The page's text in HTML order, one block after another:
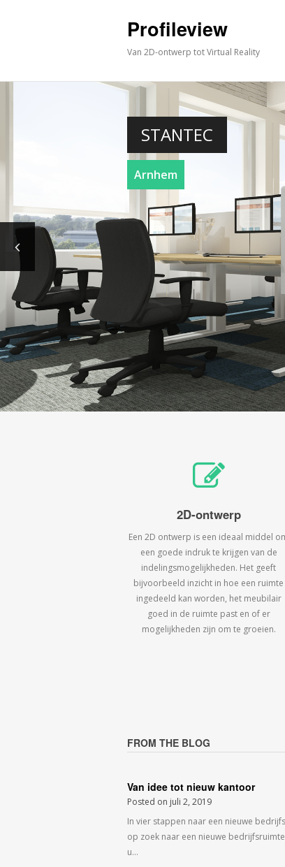
Profileview
Van 2D-ontwerp tot Virtual Reality
STANTEC
Arnhem
2D-ontwerp
Een 2D ontwerp is een ideaal middel
een goede indruk te krijgen van de
indelingsmogelijkheden. Het geeft
bijvoorbeeld inzicht in hoe een ruimte
ingedeeld kan worden, het meubilair
goed in de ruimte past en of er
mogelijkheden zijn om te groeien.
FROM THE BLOG
Van idee tot nieuw kantoor
Posted on juli 2, 2019
In vier stappen naar een nieuwe
op zoek naar een nieuwe
u…